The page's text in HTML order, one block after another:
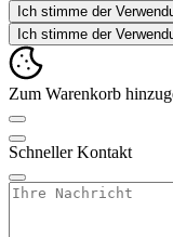
Ich stimme der
Ich stimme der
Zum Warenkorb
Schneller Kontakt